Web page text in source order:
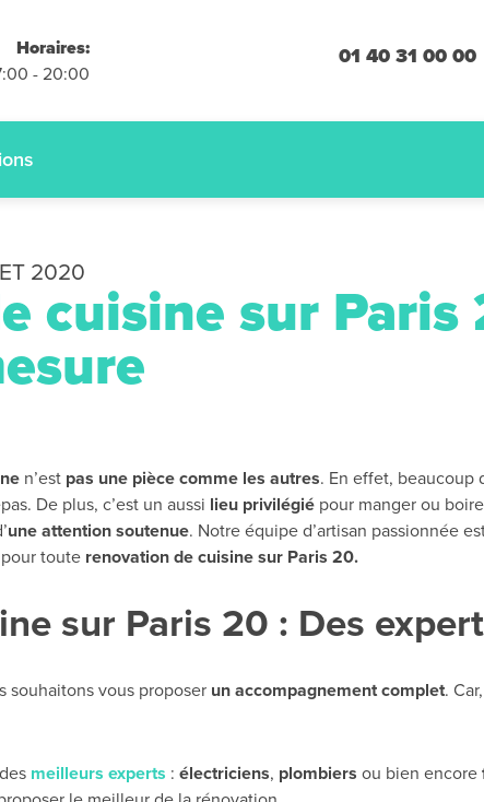
Horaires:
- 20:00
01 40 31 00 00
engagement
:01.40.31.00.00
2020
cuisine sur Paris
n’est pas une pièce comme les autres. En effet, beaucoup
De plus, c’est un aussi lieu privilégié pour manger ou
une attention soutenue. Notre équipe d’artisan passionnée
pour toute renovation de cuisine sur Paris 20.
sur Paris 20 : Des
souhaitons vous proposer un accompagnement complet.
meilleurs experts : électriciens, plombiers ou bien encore